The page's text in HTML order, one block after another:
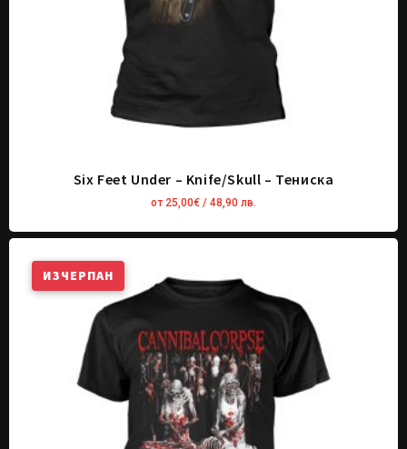
Six Feet Under – Knife/Skull – Тениска
от 25,00€ / 48,90 лв.
ИЗЧЕРПАН